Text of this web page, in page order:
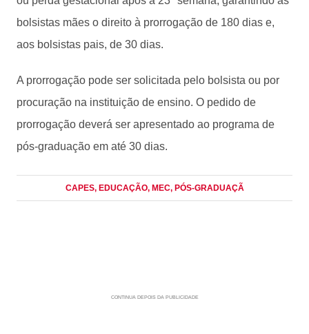
bolsistas mães o direito à prorrogação de 180 dias e,
aos bolsistas pais, de 30 dias.
A prorrogação pode ser solicitada pelo bolsista ou por
procuração na instituição de ensino. O pedido de
prorrogação deverá ser apresentado ao programa de
pós-graduação em até 30 dias.
CAPES, EDUCAÇÃO, MEC, PÓS-GRADUAÇÃ